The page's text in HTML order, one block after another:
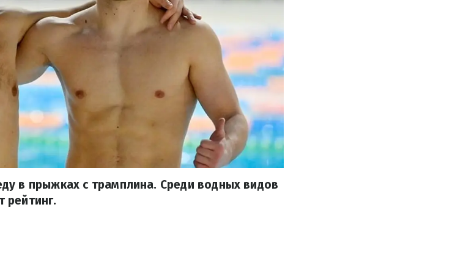
в прыжках с трамплина. Среди водных видов
рейтинг.